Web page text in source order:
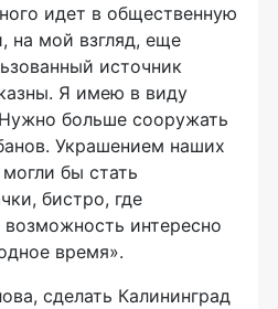
идет в общественную
на мой взгляд, еще
источник
Я имею в виду
больше сооружать
Украшением наших
бы стать
бистро, где
интересно
время».
сделать Калининград